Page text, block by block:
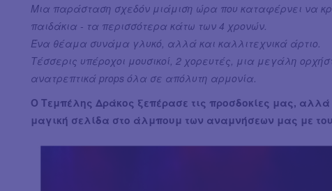
Μια παράσταση σχεδόν μιάμιση ώρα που καταφέρνει να
παιδάκια - τα περισσότερα κάτω των 4 χρονών.
Ένα θέαμα συνάμα γλυκό, αλλά και καλλιτεχνικά άρτιο.
Τέσσερις υπέροχοι μουσικοί, 2 χορευτές, μια μεγάλη
ανατρεπτικά props όλα σε απόλυτη αρμονία.
Ο Τεμπέλης Δράκος ξεπέρασε τις προσδοκίες μας,
μαγική σελίδα στο άλμπουμ των αναμνήσεων μας με